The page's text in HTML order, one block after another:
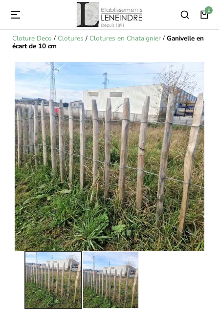
Cloture Deco / Clotures / Clotures en Chataignier/ Ganivelle en
écart de 10 cm